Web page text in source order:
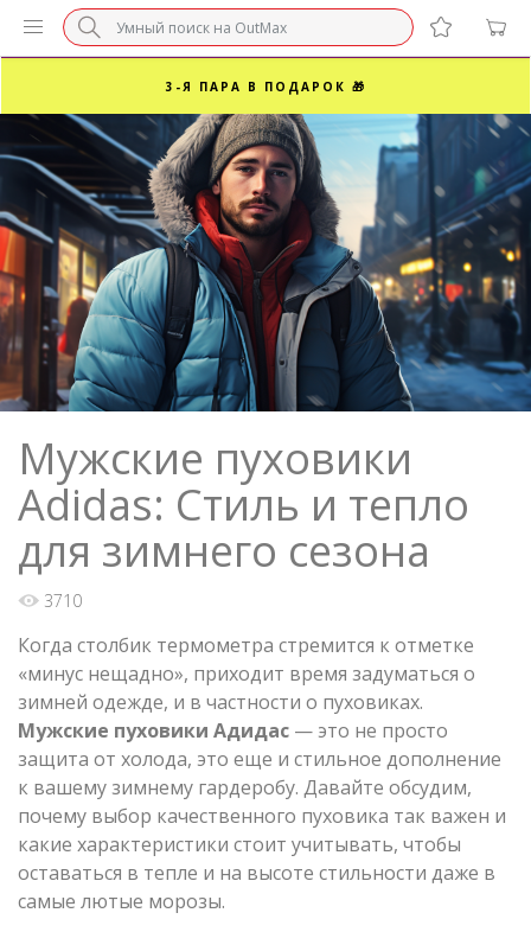
БЕЗ НАЦЕНКИ МАРКЕТПЛЕЙСОВ ⚡ ВАШ РАЗМЕР
3-Я ПАРА В ПОДАРОК 🎁
ПОСЛЕДНИЕ РАЗМЕРЫ ОТ 1500₽⚡️
СУПЕРАКЦИЯ 🔥 2-Я ПАРА -50%
Мужские пуховики
Adidas: Стиль и тепло
для зимнего сезона
3710
Когда столбик термометра стремится к отметке
«минус нещадно», приходит время задуматься о
зимней одежде, и в частности о пуховиках.
Мужские пуховики Адидас — это не просто
защита от холода, это еще и стильное дополнение
к вашему зимнему гардеробу. Давайте обсудим,
почему выбор качественного пуховика так важен и
какие характеристики стоит учитывать, чтобы
оставаться в тепле и на высоте стильности даже в
самые лютые морозы.